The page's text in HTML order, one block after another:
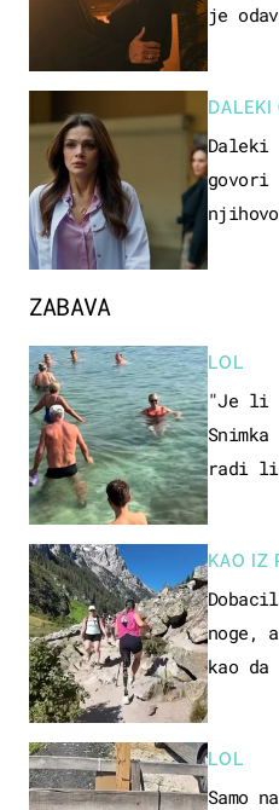
ZABAVA
LOL
"Je li
radi li
KAO IZ
noge,
kao da
LOL
Samo
je
DALEKI
govori